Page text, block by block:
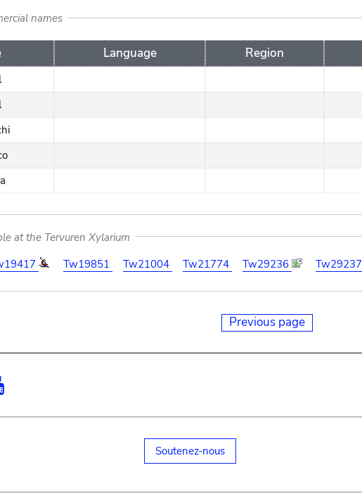
names
Language Region
at the Tervuren Xylarium
Tw19851 Tw21004 Tw21774 Tw29236 Tw29237
Previous page
Soutenez-nous